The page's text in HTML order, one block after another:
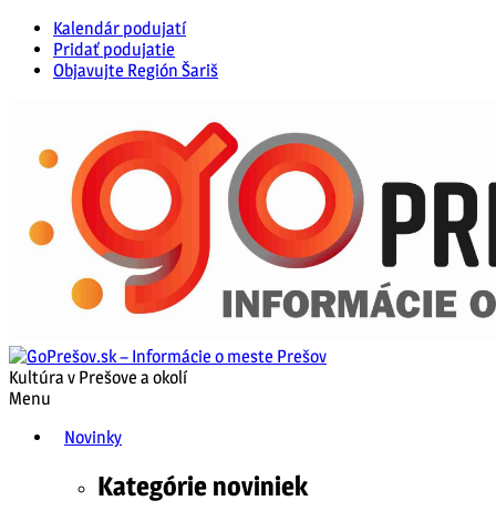
Kalendár podujatí
Pridať podujatie
Objavujte Región Šariš
Kultúra v Prešove a okolí
Menu
Novinky
Kategórie noviniek